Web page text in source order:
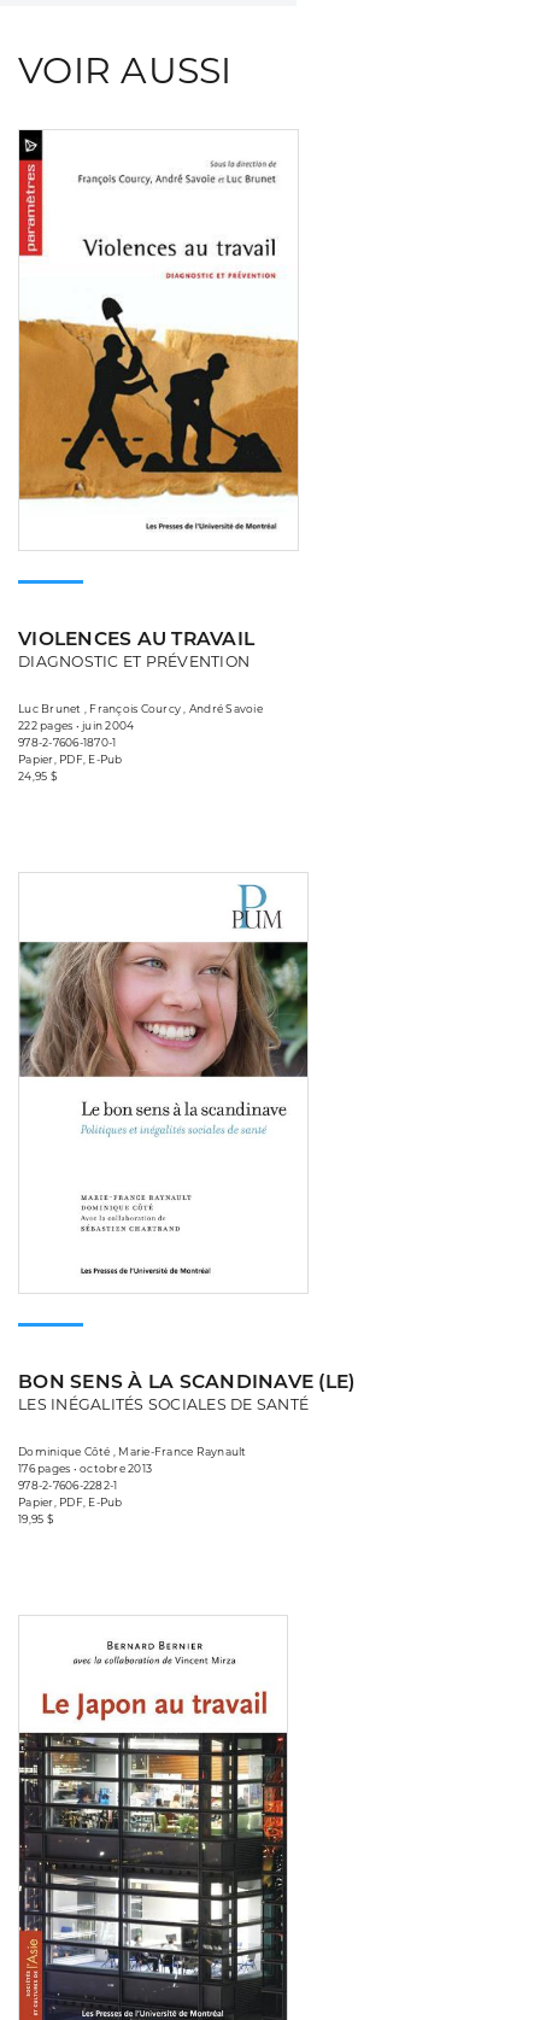
VOIR AUSSI
VIOLENCES AU TRAVAIL
DIAGNOSTIC ET PRÉVENTION
Luc Brunet , François Courcy , André Savoie
222 pages • juin 2004
978-2-7606-1870-1
Papier, PDF, E-Pub
24,95 $
BON SENS À LA SCANDINAVE (LE)
LES INÉGALITÉS SOCIALES DE SANTÉ
Dominique Côté , Marie-France Raynault
176 pages • octobre 2013
978-2-7606-2282-1
Papier, PDF, E-Pub
19,95 $